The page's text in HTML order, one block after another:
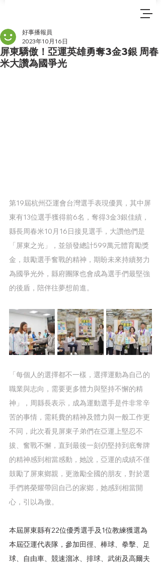
屏東驕傲！亞運英雄勇奪3金3銀 周春
米大讚為國爭光
好事播報員
2023年10月16日
第19屆杭州亞運會台灣選手表現優異，其中屏
東有13位選手獲得前6名，奪得3金3銀佳績，
縣長周春米10月16日接見選手，大讚他們是
「屏東之光」，並頒發總計599萬元體育勵獎
金，鼓勵選手奮戰的精神，期盼未來持續努力
為國爭光外，縣府團隊也會成為選手們最堅強
的後盾，陪伴往夢想前進。
「每個人的選擇都不一樣，選擇運動為自己的
職業與志向，需要更多體力與堅持不懈的精
神」，周縣長表示，成為運動選手是件非常辛
苦的事情，需耗費的精神及體力與一般工作更
不同，此次看見屏東子弟們在亞運上堅忍不
拔、奮戰不懈，直到最後一刻仍堅持到底奪牌
的精神感到相當感動，她說，亞運的成績不僅
鼓勵了屏東鄉親，更激勵全國的朋友，對於選
手們將榮耀帶回自己的家鄉，她感到相當開
心，引以為傲。
本屆屏東縣有22位優秀選手及1位教練獲選為
本屆亞運代表隊，參加田徑、棒球、拳擊、足
球、自由車、競速溜冰、排球、武術及高爾夫